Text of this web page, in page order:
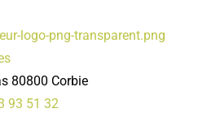
80800 Corbie
93 51 32